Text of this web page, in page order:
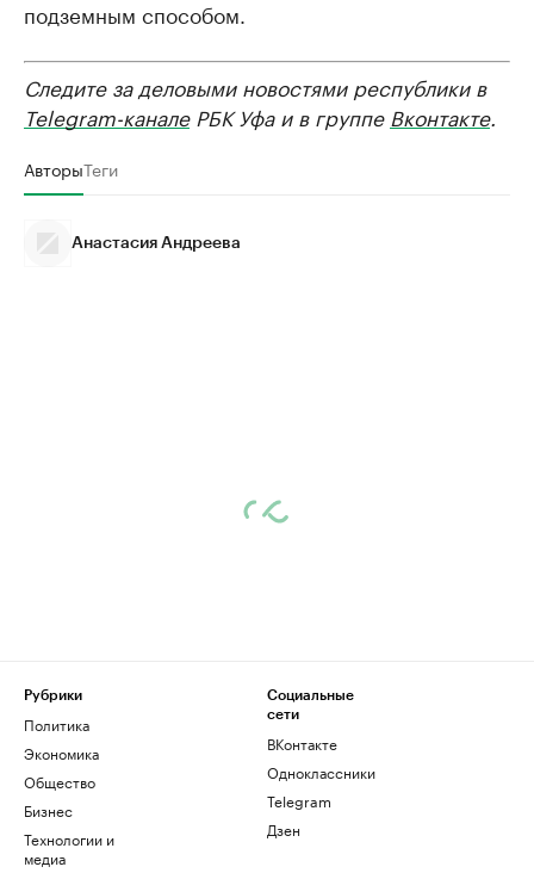
подземным способом.
Следите за деловыми новостями республики в
Telegram-каналеРБК Уфа и в группе Вконтакте.
АвторыТеги
Анастасия Андреева
Рубрики
Политика
Экономика
Общество
Бизнес
Технологии и
медиа
Социальные
сети
ВКонтакте
Одноклассники
Telegram
Дзен